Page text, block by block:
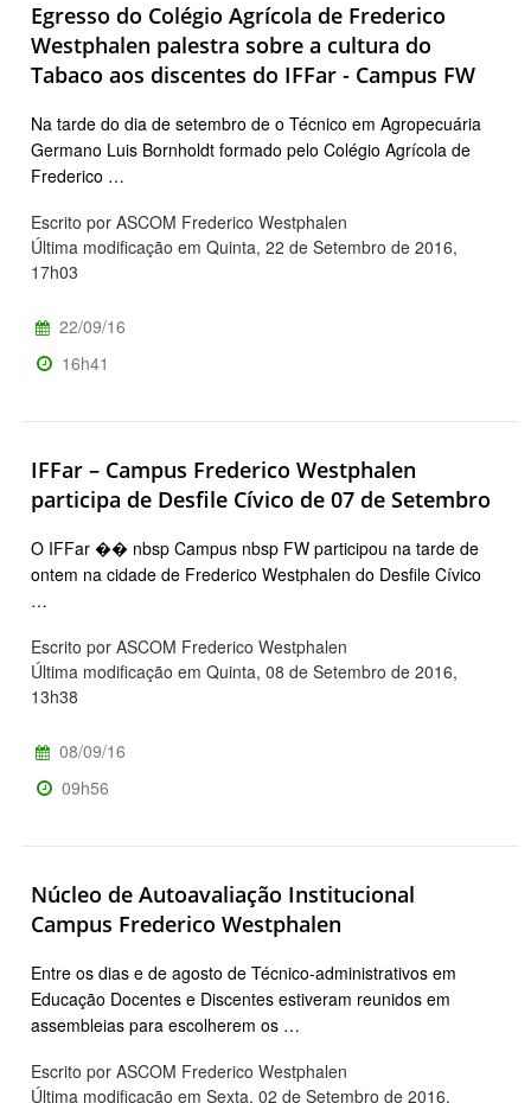
Egresso do Colégio Agrícola de Frederico
Westphalen palestra sobre a cultura do
Tabaco aos discentes do IFFar - Campus FW
Na tarde do dia de setembro de o Técnico em Agropecuária
Germano Luis Bornholdt formado pelo Colégio Agrícola de
Frederico …
Escrito por ASCOM Frederico Westphalen
Última modificação em Quinta, 22 de Setembro de 2016,
17h03
22/09/16
16h41
IFFar – Campus Frederico Westphalen
participa de Desfile Cívico de 07 de Setembro
O IFFar �� nbsp Campus nbsp FW participou na tarde de
ontem na cidade de Frederico Westphalen do Desfile Cívico
…
Escrito por ASCOM Frederico Westphalen
Última modificação em Quinta, 08 de Setembro de 2016,
13h38
08/09/16
09h56
Núcleo de Autoavaliação Institucional
Campus Frederico Westphalen
Entre os dias e de agosto de Técnico-administrativos em
Educação Docentes e Discentes estiveram reunidos em
assembleias para escolherem os …
Escrito por ASCOM Frederico Westphalen
Última modificação em Sexta, 02 de Setembro de 2016,